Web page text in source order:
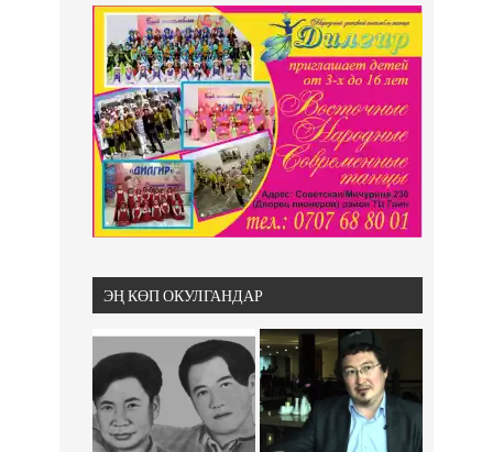
ЭҢ КӨП ОКУЛГАНДАР